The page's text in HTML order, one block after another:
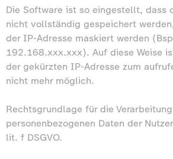
Die Software ist so eingestellt, dass
nicht vollständig gespeichert
der IP-Adresse maskiert werden
192.168.xxx.xxx). Auf diese Weise
der gekürzten IP-Adresse zum
nicht mehr möglich.
Rechtsgrundlage für die
personenbezogenen Daten der
lit. f DSGVO.